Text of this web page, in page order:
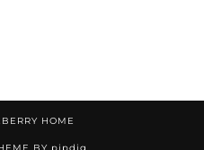
HOME